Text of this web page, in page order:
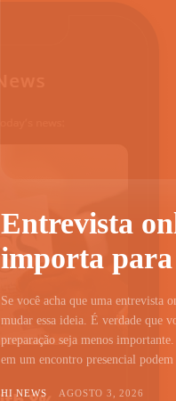
Entrevista
importa para
Se você acha que uma entrevista
mudar essa ideia. É verdade que
preparação seja menos
em um encontro presencial
HI NEWS AGOSTO 3, 2026